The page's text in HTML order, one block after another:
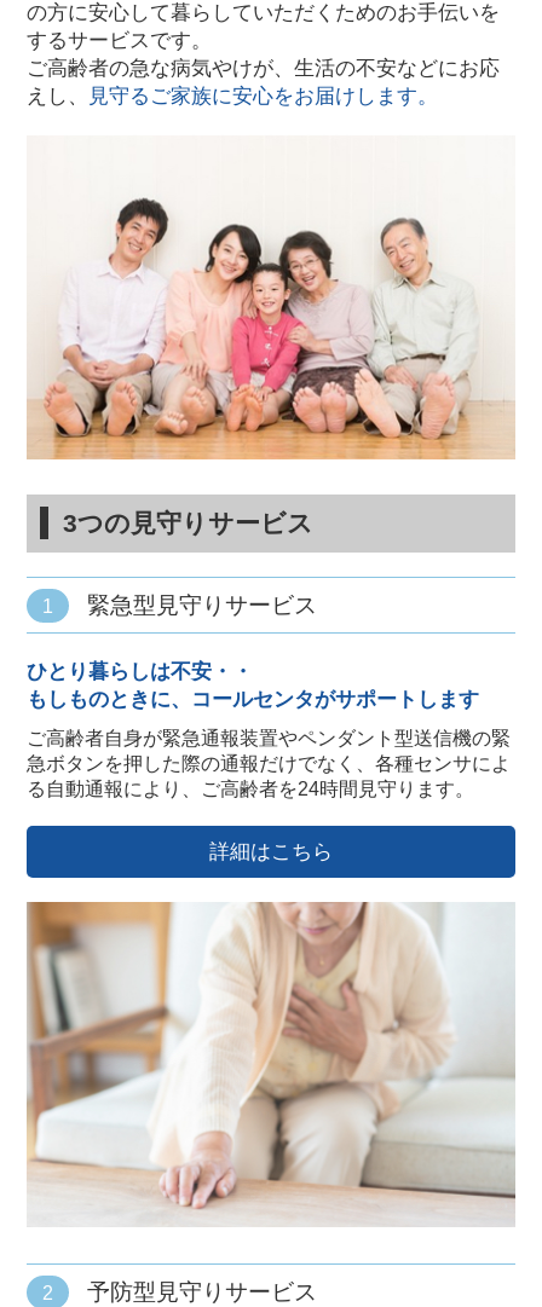
の方に安心して暮らしていただくためのお手伝いを
するサービスです。
ご高齢者の急な病気やけが、生活の不安などにお応
えし、
見守るご家族に安心をお届けします。
3つの見守りサービス
1 緊急型見守りサービス
ひとり暮らしは不安・・
もしものときに、コールセンタがサポートします
ご高齢者自身が緊急通報装置やペンダント型送信機の緊
急ボタンを押した際の通報だけでなく、各種センサによ
る自動通報により、ご高齢者を24時間見守ります。
詳細はこちら
2 予防型見守りサービス